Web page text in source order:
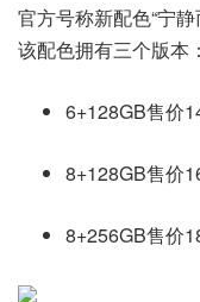
官方号称新配色“宁
该配色拥有三个版本：
6+128GB售价
8+128GB售价
8+256GB售价